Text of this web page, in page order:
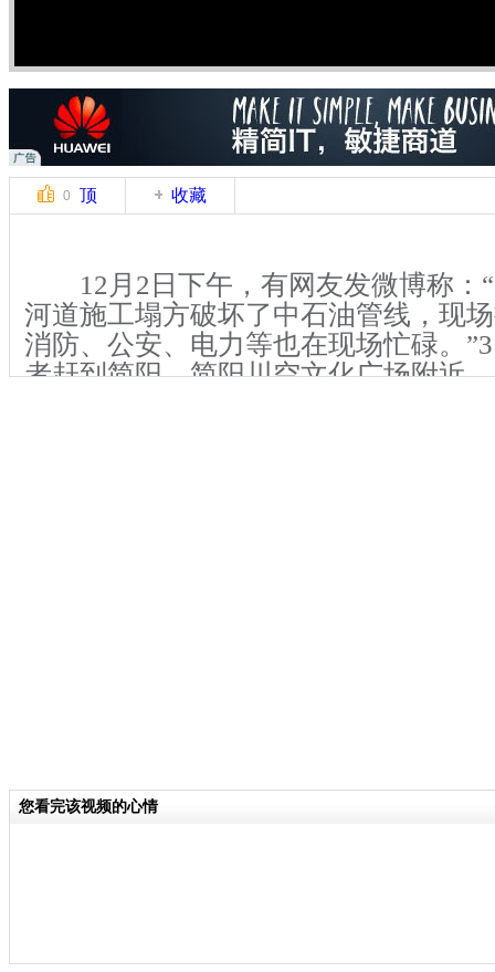
0 顶 收藏
12月2日下午，有网友发微博称：“
河道施工塌方破坏了中石油管线，现
消防、公安、电力等也在现场忙碌。
者赶到简阳。简阳川空文化广场附近
您看完该视频的心情